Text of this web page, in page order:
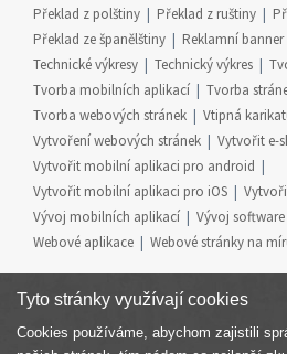
Překlad z polštiny
Překlad z ruštiny
Překlad ze španělštiny
Reklamní banner
Technické výkresy
Technický výkres
Tvorba mobilních aplikací
Tvorba
Tvorba webových stránek
Vtipná
Vytvoření webových stránek
Vytvořit e-
Vytvořit mobilní aplikaci pro android
Vytvořit mobilní aplikaci pro iOS
Vývoj mobilních aplikací
Vývoj software
Webové aplikace
Webové stránky na
Tyto stránky využívají cookies
Cookies používáme, abychom zajistili